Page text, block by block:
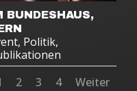
BUNDESHAUS,
, Politik,
2 3 4 Weiter